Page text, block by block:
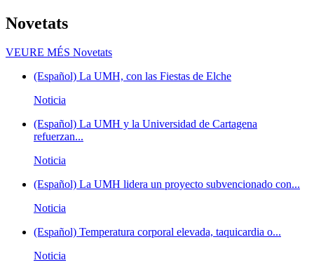
Novetats
VEURE MÉS Novetats
(Español) La UMH, con las Fiestas de Elche
Noticia
(Español) La UMH y la Universidad de Cartagena
refuerzan...
Noticia
(Español) La UMH lidera un proyecto subvencionado con...
Noticia
(Español) Temperatura corporal elevada, taquicardia o...
Noticia